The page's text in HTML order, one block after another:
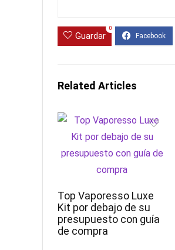
Guardar
0
Related Articles
Top Vaporesso Luxe
Kit por debajo de su
presupuesto con guía
de compra